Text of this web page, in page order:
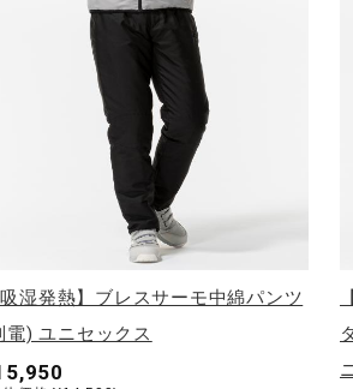
吸湿発熱】ブレスサーモ中綿パンツ
電) ユニセックス